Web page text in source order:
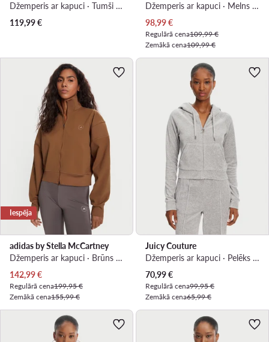
Džemperis ar kapuci · Tumši pelēka · Relaxed Fit
119,99€
Džemperis ar kapuci · Melns · Regular Fit
Pašreizējā cena
98,99€
Regulārā cena109,99 €
Zemākā cena109,99 €
Iespēja
adidas by Stella McCartney
Džemperis ar kapuci · Brūns · Regular Fit
Pašreizējā cena
142,99€
Regulārā cena199,95 €
Zemākā cena155,99 €
Juicy Couture
Džemperis ar kapuci · Pelēks · Slim Fit
Pašreizējā cena
70,99€
Regulārā cena99,95 €
Zemākā cena65,99 €